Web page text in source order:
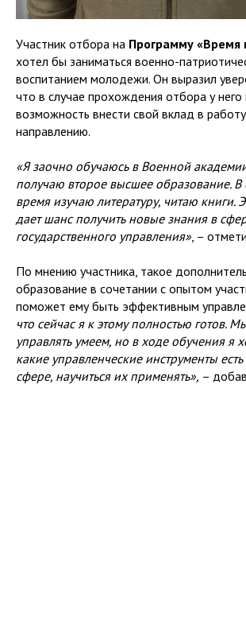
Участник отбора на Программу «Время
хотел бы заниматься военно-
воспитанием молодежи. Он выразил
что в случае прохождения отбора у него
возможность внести свой вклад в
направлению.
«Я заочно обучаюсь в Военной
получаю второе высшее образование. В
время изучаю литературу, читаю книги.
дает шанс получить новые знания в
государственного управления», –
По мнению участника, такое
образование в сочетании с опытом
поможет ему быть эффективным
что сейчас я к этому полностью готов.
управлять умеем, но в ходе обучения я
какие управленческие инструменты
сфере, научиться их применять», –